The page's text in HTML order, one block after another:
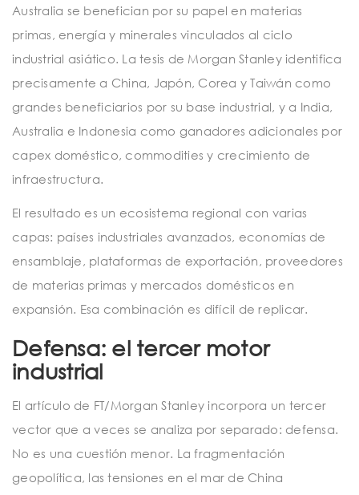
Australia se benefician por su papel en materias
primas, energía y minerales vinculados al ciclo
industrial asiático. La tesis de Morgan Stanley identifica
precisamente a China, Japón, Corea y Taiwán como
grandes beneficiarios por su base industrial, y a India,
Australia e Indonesia como ganadores adicionales por
capex doméstico, commodities y crecimiento de
infraestructura.
El resultado es un ecosistema regional con varias
capas: países industriales avanzados, economías de
ensamblaje, plataformas de exportación, proveedores
de materias primas y mercados domésticos en
expansión. Esa combinación es difícil de replicar.
Defensa: el tercer motor
industrial
El artículo de FT/Morgan Stanley incorpora un tercer
vector que a veces se analiza por separado: defensa.
No es una cuestión menor. La fragmentación
geopolítica, las tensiones en el mar de China